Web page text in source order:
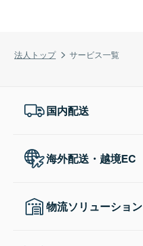
法人トップ サービス一覧
国内配送
海外配送・越境EC
物流ソリューション